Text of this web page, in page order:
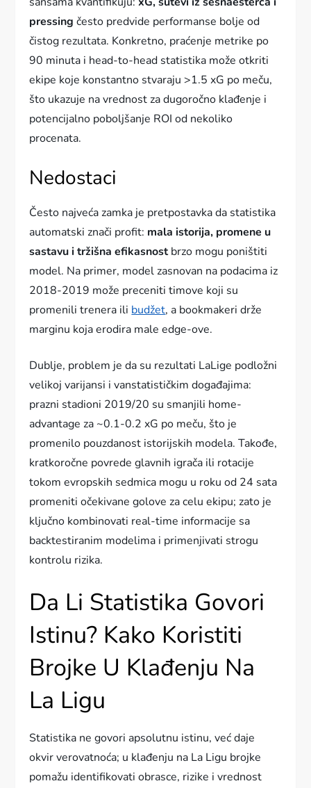
pressing često predvide performanse bolje od
čistog rezultata. Konkretno, praćenje metrike po
90 minuta i head-to-head statistika može otkriti
ekipe koje konstantno stvaraju >1.5 xG po meču,
što ukazuje na vrednost za dugoročno klađenje i
potencijalno poboljšanje ROI od nekoliko
procenata.
Nedostaci
Često najveća zamka je pretpostavka da statistika
automatski znači profit: mala istorija, promene u
sastavu i tržišna efikasnostbrzo mogu poništiti
model. Na primer, model zasnovan na podacima iz
2018-2019 može preceniti timove koji su
promenili trenera ili budžet, a bookmakeri drže
marginu koja erodira male edge-ove.
Dublje, problem je da su rezultati LaLige podložni
velikoj varijansi i vanstatističkim događajima:
prazni stadioni 2019/20 su smanjili home-
advantage za ~0.1-0.2 xG po meču, što je
promenilo pouzdanost istorijskih modela. Takođe,
kratkoročne povrede glavnih igrača ili rotacije
tokom evropskih sedmica mogu u roku od 24 sata
promeniti očekivane golove za celu ekipu; zato je
ključno kombinovati real-time informacije sa
backtestiranim modelima i primenjivati strogu
kontrolu rizika.
Da Li Statistika Govori
Istinu? Kako Koristiti
Brojke U Klađenju Na
La Ligu
Statistika ne govori apsolutnu istinu, već daje
okvir verovatnoća; u klađenju na La Ligu brojke
pomažu identifikovati obrasce, rizike i vrednost